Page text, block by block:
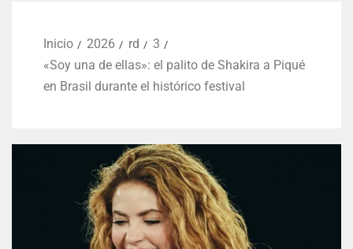
Inicio 2026 rd
3
«Soy una de ellas»: el palito de Shakira a Piqué
en Brasil durante el histórico festival